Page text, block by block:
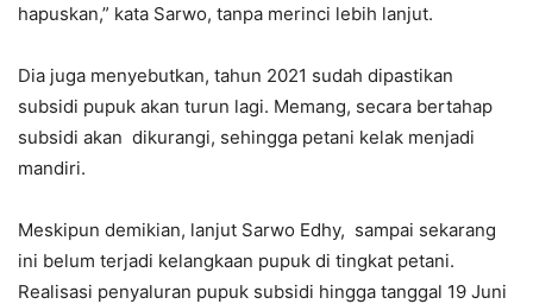
hapuskan,” kata Sarwo, tanpa merinci lebih lanjut.
Dia juga menyebutkan, tahun 2021 sudah dipastikan
subsidi pupuk akan turun lagi. Memang, secara bertahap
subsidi akan dikurangi, sehingga petani kelak menjadi
mandiri.
Meskipun demikian, lanjut Sarwo Edhy, sampai sekarang
ini belum terjadi kelangkaan pupuk di tingkat petani.
Realisasi penyaluran pupuk subsidi hingga tanggal 19 Juni